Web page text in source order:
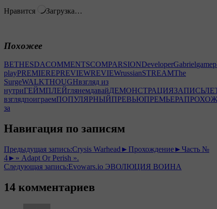
Нравится Загрузка…
Похожее
BETHESDACOMMENTSCOMPARSIONDeveloperGabriel
playPREMIEREPREVIEWREVIEWrussianSTREAMThe
SurgeWALKTHOUGHвзгляд из
нутриГЕЙМПЛЕЙглянемдавайДЕМОНСТРАЦИЯЗАПИСЬ
взглядпоиграемПОПУЛЯРНЫЙПРЕВЬЮПРЕМЬЕРА
за
Навигация по записям
Предыдущая запись:Crysis Warhead►Прохождение►Часть №
4►» Adapt Or Perish ».
Следующая запись:Evowars.io ЭВОЛЮЦИЯ ВОИНА
14 комментариев